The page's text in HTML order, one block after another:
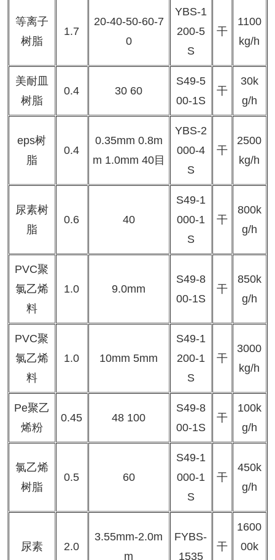
等离子
树脂
1.7
20-40-50-60-7
0
YBS-1
200-5
S
干
1100
kg/h
美耐皿
树脂
0.4 30 60
S49-5
00-1S
干
30k
g/h
eps树
脂
0.4
0.35mm 0.8m
m 1.0mm 40目
YBS-2
000-4
S
干
2500
kg/h
尿素树
脂
0.6 40
S49-1
000-1
S
干
800k
g/h
PVC聚
氯乙烯
料
1.0 9.0mm
S49-8
00-1S
干
850k
g/h
PVC聚
氯乙烯
料
1.0 10mm 5mm
S49-1
200-1
S
干
3000
kg/h
Pe聚乙
烯粉
0.45 48 100
S49-8
00-1S
干
100k
g/h
氯乙烯
树脂
0.5 60
S49-1
000-1
S
干
450k
g/h
尿素 2.0
3.55mm-2.0m
m
FYBS-
1535
干
1600
00k